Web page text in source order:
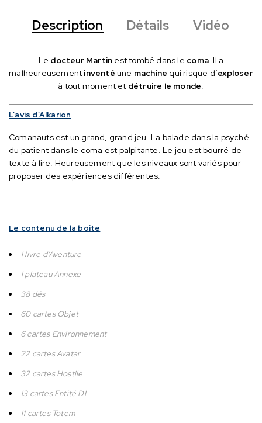
Description Détails Vidéo
Le docteur Martin est tombé dans le coma. Il a
malheureusement inventé une machine qui risque d’exploser
à tout moment et détruire le monde.
L’avis d’Alkarion
Comanauts est un grand, grand jeu. La balade dans la psyché
du patient dans le coma est palpitante. Le jeu est bourré de
texte à lire. Heureusement que les niveaux sont variés pour
proposer des expériences différentes.
Le contenu de la boite
1 livre d’Aventure
1 plateau Annexe
38 dés
60 cartes Objet
6 cartes Environnement
22 cartes Avatar
32 cartes Hostile
13 cartes Entité DI
11 cartes Totem